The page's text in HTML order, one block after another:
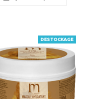
DESTOCKAGE